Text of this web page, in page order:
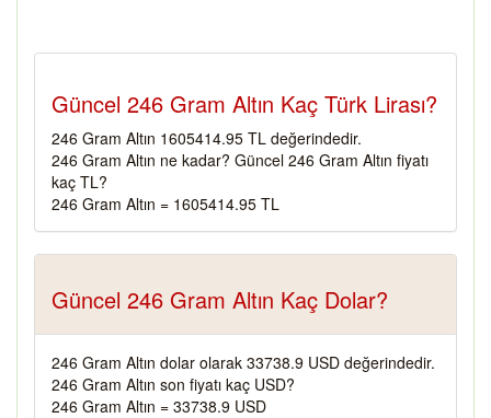
Güncel 246 Gram Altın Kaç Türk Lirası?
246 Gram Altın 1605414.95 TL değerindedir.
246 Gram Altın ne kadar? Güncel 246 Gram Altın fiyatı
kaç TL?
246 Gram Altın = 1605414.95 TL
Güncel 246 Gram Altın Kaç Dolar?
246 Gram Altın dolar olarak 33738.9 USD değerindedir.
246 Gram Altın son fiyatı kaç USD?
246 Gram Altın = 33738.9 USD